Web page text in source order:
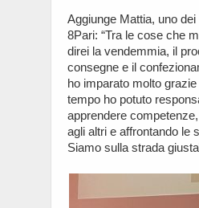
Aggiunge Mattia, uno
8Pari: “Tra le cose che
direi la vendemmia, il
consegne e il
ho imparato molto
tempo ho potuto
apprendere
agli altri e affrontando le
Siamo sulla strada